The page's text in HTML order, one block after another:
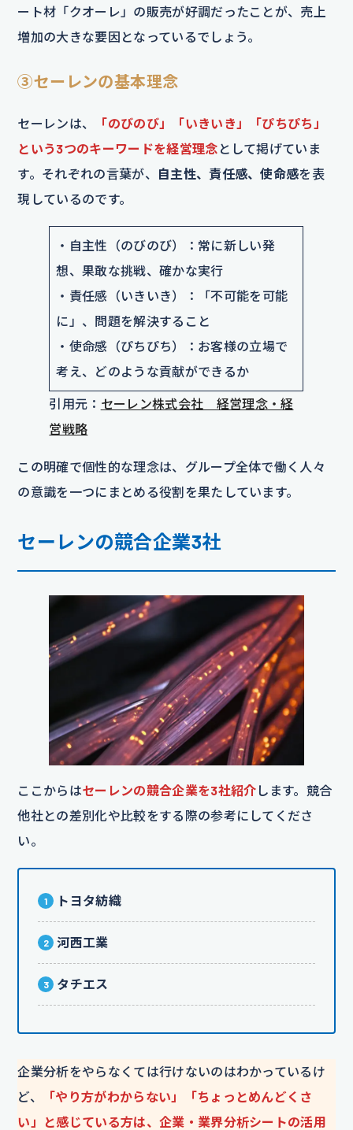
ート材「クオーレ」の販売が好調だったことが、売上
増加の大きな要因となっているでしょう。
③セーレンの基本理念
セーレンは、
「のびのび」「いきいき」「ぴちぴち」
という3つのキーワードを経営理念 として掲げていま
す。それぞれの言葉が、
自主性、責任感、使命感を表
現しているのです。
・自主性（のびのび）：常に新しい発
想、果敢な挑戦、確かな実行
・責任感（いきいき）：「不可能を可能
に」、問題を解決すること
・使命感（ぴちぴち）：お客様の立場で
考え、どのような貢献ができるか
引用元： セーレン株式会社 経営理念・経
営戦略
この明確で個性的な理念は、グループ全体で働く人々
の意識を一つにまとめる役割を果たしています。
セーレンの競合企業3社
ここからはセーレンの競合企業を3社紹介 します。競合
他社との差別化や比較をする際の参考にしてくださ
い。
トヨタ紡織
河西工業
タチエス
企業分析をやらなくては行けないのはわかっているけ
ど、
「やり方がわからない」「ちょっとめんどくさ
い」と感じている方は、企業・業界分析シートの活用